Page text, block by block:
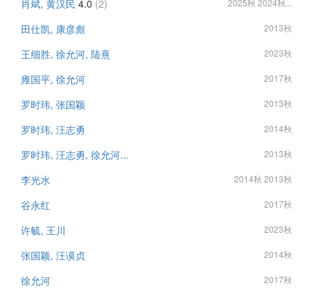
肖斌, 黄汉民 4.0 (2) 2025秋 2024秋...
田仕凯, 康彦彪 2013秋
王细胜, 徐允河, 陆熹 2023秋
雍国平, 徐允河 2017秋
罗时玮, 张国颖 2013秋
罗时玮, 汪志勇 2014秋
罗时玮, 汪志勇, 徐允河... 2013秋
李光水 2014秋 2013秋
谷永红 2017秋
许毓, 王川 2023秋
张国颖, 汪谟贞 2014秋
徐允河 2017秋